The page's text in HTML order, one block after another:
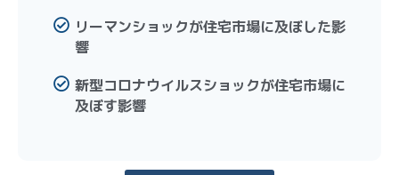
リーマンショックが住宅市場に及ぼした影
響
新型コロナウイルスショックが住宅市場に
及ぼす影響